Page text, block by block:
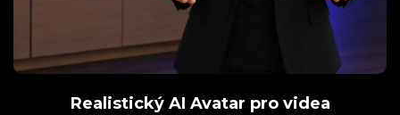
Realistický AI Avatar pro videa